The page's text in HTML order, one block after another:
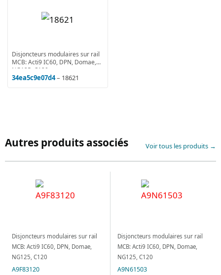
Disjoncteurs modulaires sur rail
MCB: Acti9 IC60, DPN, Domae,
NG125, C120
34ea5c9e07d4– 18621
Autres produits associés Voir tous les produits →
Disjoncteurs modulaires sur rail
MCB: Acti9 IC60, DPN, Domae,
NG125, C120
A9F83120
Disjoncteurs modulaires sur rail
MCB: Acti9 IC60, DPN, Domae,
NG125, C120
A9N61503